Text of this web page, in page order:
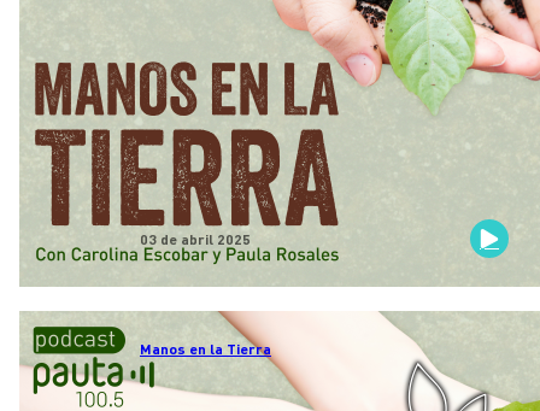
03 de abril 2025
Manos en la Tierra